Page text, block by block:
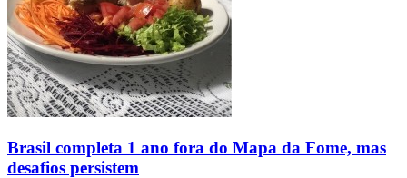
Brasil completa 1 ano fora do Mapa da Fome, mas
desafios persistem